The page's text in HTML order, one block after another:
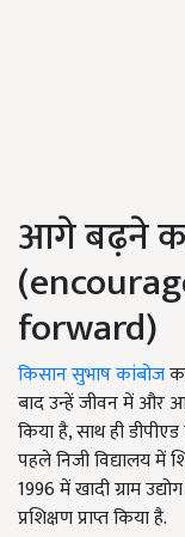
आगे बढ़ने का
forward)
किसान सुभाष कांबोज
बाद उन्हें जीवन में और
किया है, साथ ही
पहले निजी विद्यालय में
1996 में खादी ग्राम
प्रशिक्षण प्राप्त किया है.